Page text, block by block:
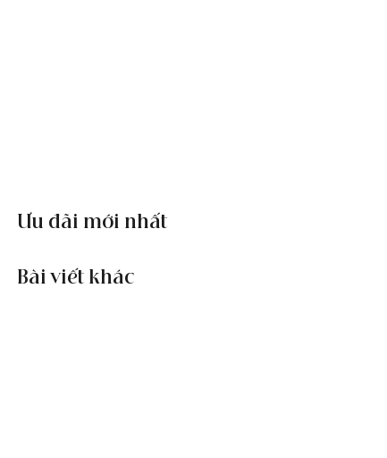
Ưu đãi mới nhất
Bài viết khác